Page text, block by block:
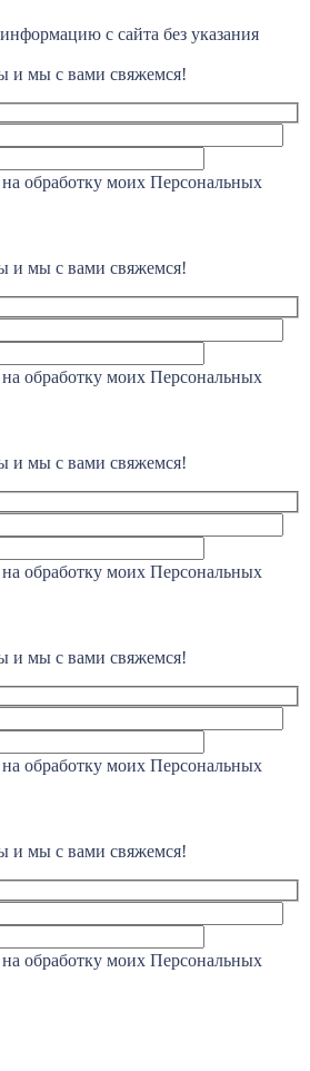
с сайта без указания
и мы с вами свяжемся!
обработку моих Персональных
и мы с вами свяжемся!
обработку моих Персональных
и мы с вами свяжемся!
обработку моих Персональных
и мы с вами свяжемся!
обработку моих Персональных
и мы с вами свяжемся!
обработку моих Персональных